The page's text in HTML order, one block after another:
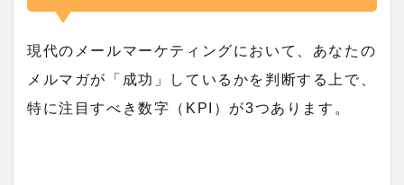
現代のメールマーケティングにおいて、あなたの
メルマガが「成功」しているかを判断する上で、
特に注目すべき数字（KPI）が3つあります。